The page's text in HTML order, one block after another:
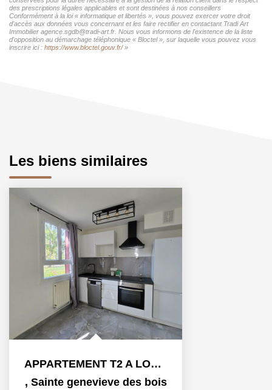
des prescriptions légales applicables et sont destinées à nos conseillers
Conformément à la loi « informatique et libertés », vous pouvez exercer votre droit
d'accès aux données vous concernant et les faire rectifier en contactant Tradi Art
Immobilier agence.sgdb@tradi-art.fr. Nous vous informons de l'existence de la liste
d'opposition au démarchage téléphonique « Bloctel », sur laquelle vous pouvez vous
inscrire ici : https://www.bloctel.gouv.fr/»
Les biens similaires
APPARTEMENT T2 A LOUER - SAINTE GENEVIÈVE DES BOIS
, Sainte genevieve des bois